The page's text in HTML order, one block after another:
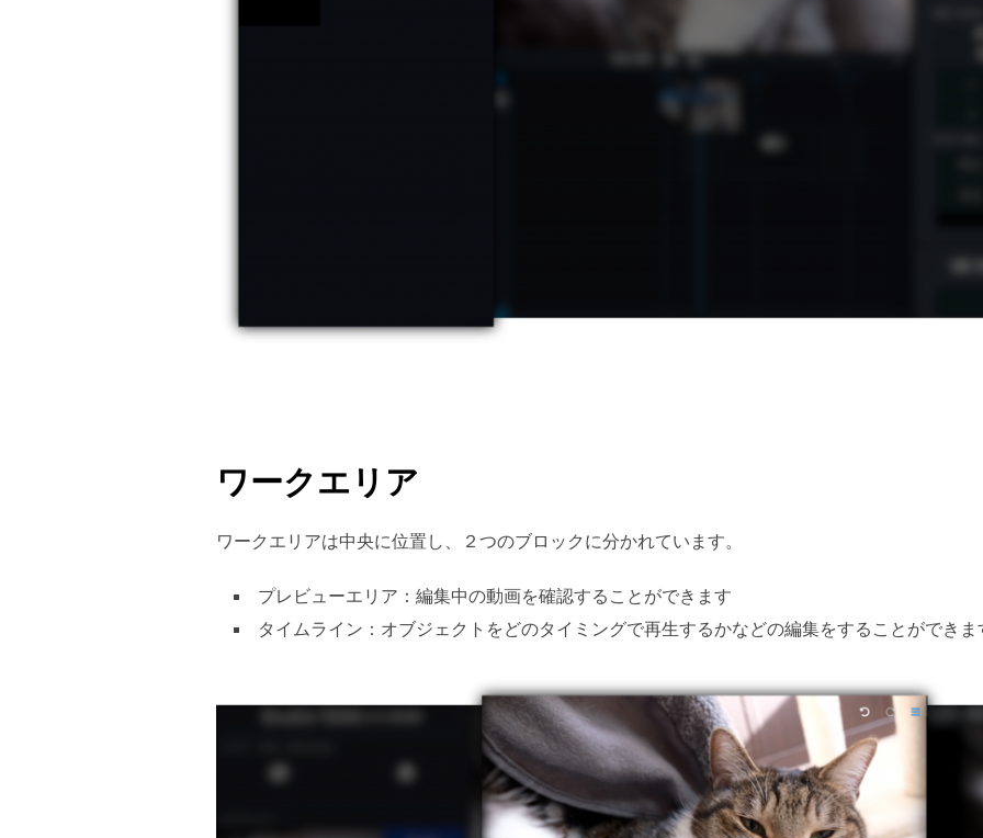
ワークエリア
ワークエリアは中央に位置し、２つのブロックに分かれています。
プレビューエリア：編集中の動画を確認することができます
タイムライン：オブジェクトをどのタイミングで再生するかなどの編集をすることができま